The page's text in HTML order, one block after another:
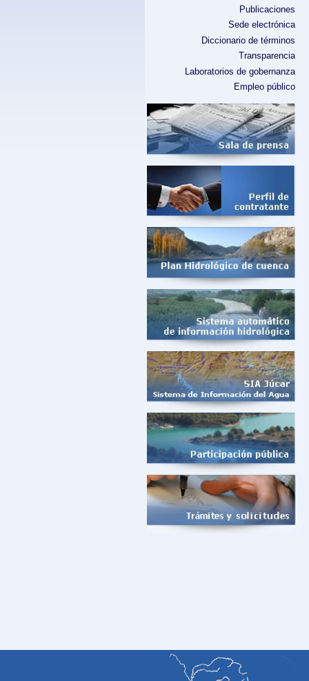
Publicaciones
Sede electrónica
Diccionario de términos
Transparencia
Laboratorios de gobernanza
Empleo público